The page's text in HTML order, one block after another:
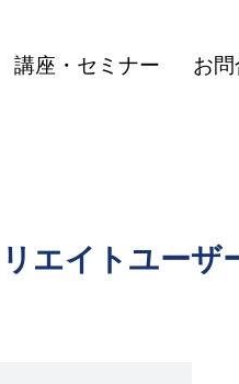
講座・セミナー お
エイトユーザ